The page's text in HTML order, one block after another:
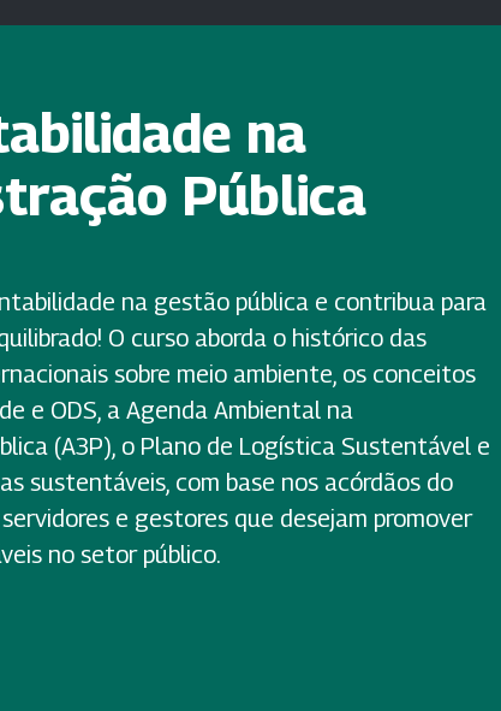
na
Pública
na gestão pública e contribua para
O curso aborda o histórico das
sobre meio ambiente, os conceitos
e ODS, a Agenda Ambiental na
(A3P), o Plano de Logística Sustentável e
sustentáveis, com base nos acórdãos do
e gestores que desejam promover
no setor público.